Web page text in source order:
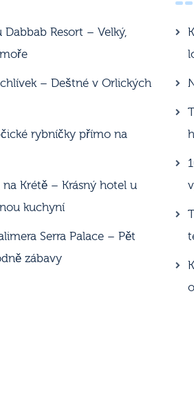
Dabbab Resort – Velký,
– Deštné v Orlických
rybníčky přímo na
na Krétě – Krásný hotel u
kuchyní
Serra Palace – Pět
zábavy